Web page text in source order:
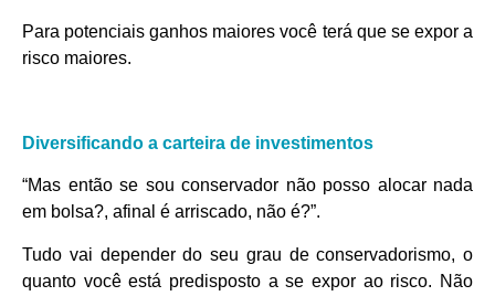
Para potenciais ganhos maiores você terá que se expor a
risco maiores.
Diversificando a carteira de investimentos
“Mas então se sou conservador não posso alocar nada
em bolsa?, afinal é arriscado, não é?”.
Tudo vai depender do seu grau de conservadorismo, o
quanto você está predisposto a se expor ao risco. Não